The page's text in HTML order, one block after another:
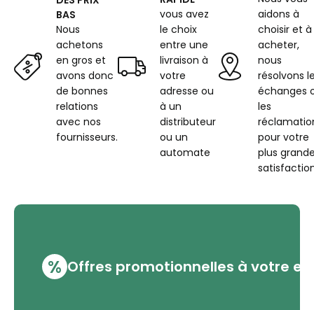
BAS
Nous
achetons
en gros et
avons donc
de bonnes
relations
avec nos
fournisseurs.
vous avez
le choix
entre une
livraison à
votre
adresse ou
à un
distributeur
ou un
automate
aidons à
choisir et à
acheter,
nous
résolvons
échanges
les
pour votre
plus
% Offres promotionnelles à votre